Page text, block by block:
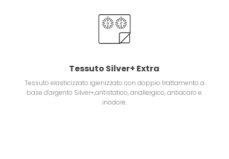
Tessuto Silver+ Extra
Tessuto elasticizzato igienizzato con doppio trattamento a
base d'argento Silver+,antistatico, anallergico, antiacaro e
inodore.